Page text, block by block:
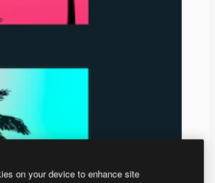
on your device to enhance site